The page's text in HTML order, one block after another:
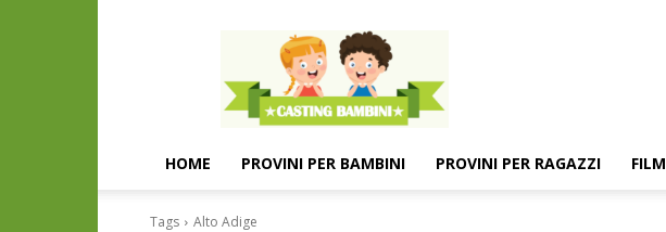
Casting
e
provini
per
bambini
e
HOME PROVINI PER BAMBINI PROVINI PER RAGAZZI FILM
Tags Alto Adige